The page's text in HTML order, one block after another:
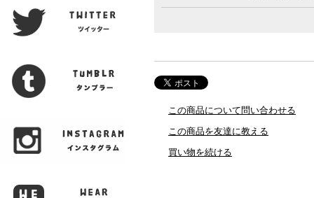
この商品について問い合わせる
この商品を友達に教える
買い物を続ける